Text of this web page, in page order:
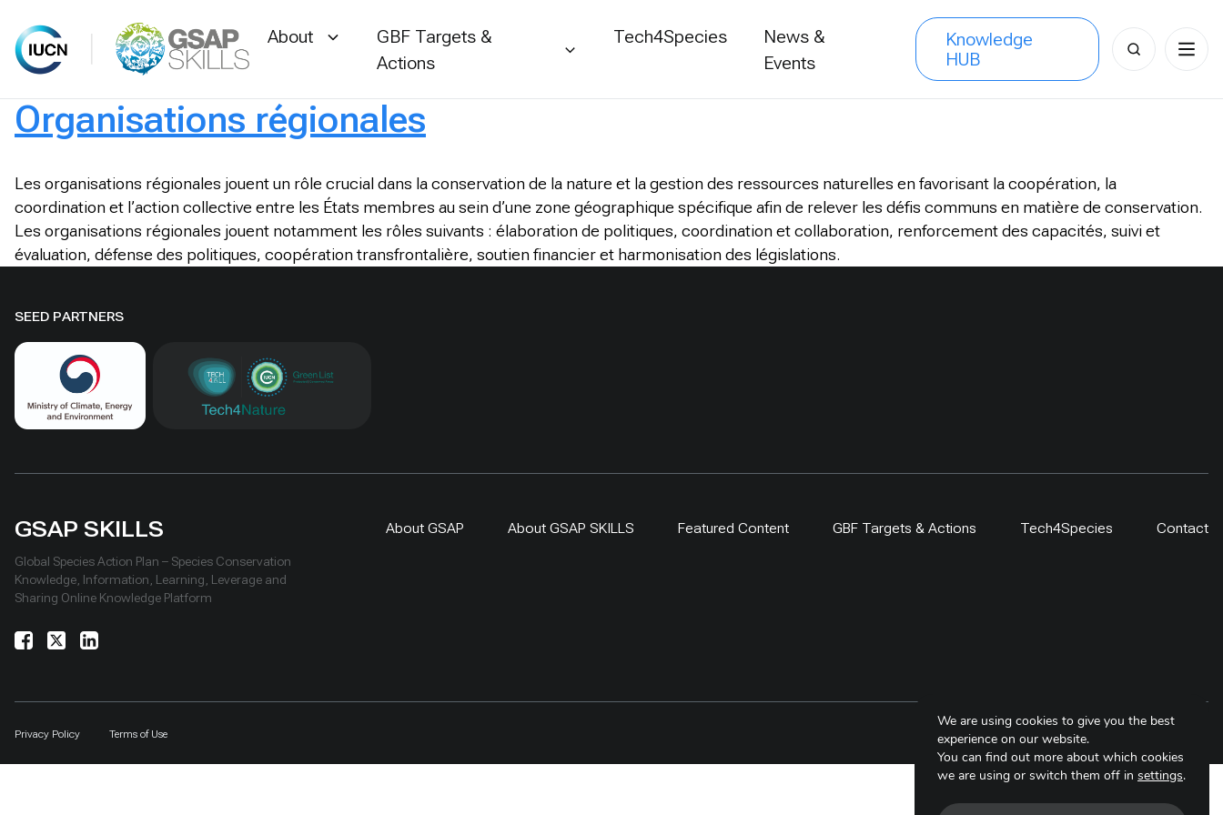
Skip
to
About
GBF Targets &
Actions
Tech4Species
News &
Events
Knowledge
HUB
Search
for:
Organisations régionales
Les organisations régionales jouent un rôle crucial dans la conservation de la nature et la gestion des ressources naturelles en favorisant la coopération, la
coordination et l’action collective entre les États membres au sein d’une zone géographique spécifique afin de relever les défis communs en matière de conservation.
Les organisations régionales jouent notamment les rôles suivants : élaboration de politiques, coordination et collaboration, renforcement des capacités, suivi et
évaluation, défense des politiques, coopération transfrontalière, soutien financier et harmonisation des législations.
SEED PARTNERS
GSAP SKILLS
Global Species Action Plan – Species Conservation
Knowledge, Information, Learning, Leverage and
Sharing Online Knowledge Platform
About GSAP About GSAP SKILLS Featured Content GBF Targets & Actions Tech4Species Contact
Privacy Policy Terms of Use Copyright © 2025. All Rights Reserved.
We are using cookies to give you the best
experience on our website.
You can find out more about which cookies
we are using or switch them off in settings.